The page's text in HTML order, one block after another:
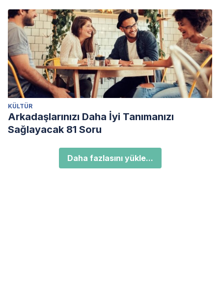
KÜLTÜR
Arkadaşlarınızı Daha İyi Tanımanızı
Sağlayacak 81 Soru
Daha fazlasını yükle...